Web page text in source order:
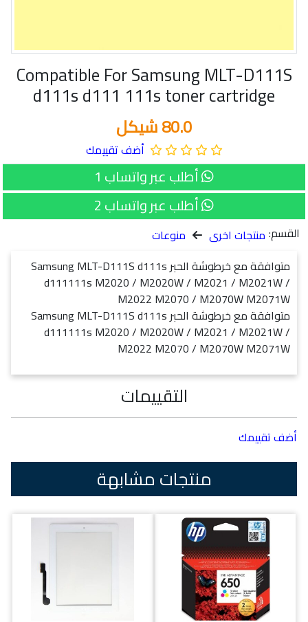
Compatible For Samsung MLT-D111S
d111s d111 111s toner cartridge
80.0 شيكل
أضف تقييمك
أطلب عبر واتساب 1
أطلب عبر واتساب 2
القسم: منتجات اخرى
منوعات
متوافقة مع خرطوشة الحبر Samsung MLT-D111S d111s
d111111s M2020 / M2020W / M2021 / M2021W /
M2022 M2070 / M2070W M2071W
متوافقة مع خرطوشة الحبر Samsung MLT-D111S d111s
d111111s M2020 / M2020W / M2021 / M2021W /
M2022 M2070 / M2070W M2071W
التقييمات
أضف تقييمك
منتجات مشابهة